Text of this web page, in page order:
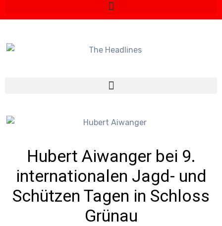
Hubert Aiwanger bei 9.
internationalen Jagd- und
Schützen Tagen in Schloss
Grünau